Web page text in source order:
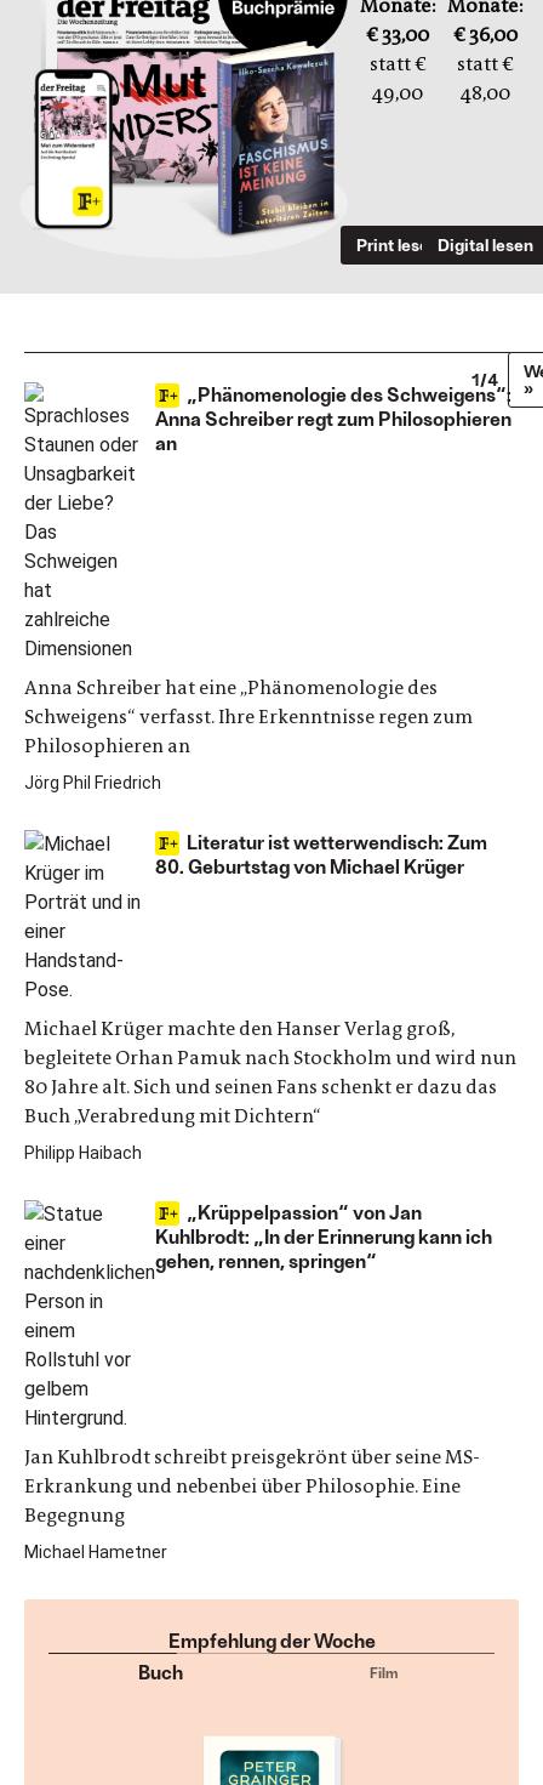
Monate:
€ 33,00
statt €
49,00
Print lesen
Monate:
€ 36,00
statt €
48,00
Digital lesen
„Phänomenologie des Schweigens“:
Anna Schreiber regt zum Philosophieren
an
Anna Schreiber hat eine „Phänomenologie des
Schweigens“ verfasst. Ihre Erkenntnisse regen zum
Philosophieren an
Jörg Phil Friedrich
Literatur ist wetterwendisch: Zum
80. Geburtstag von Michael Krüger
Michael Krüger machte den Hanser Verlag groß,
begleitete Orhan Pamuk nach Stockholm und wird nun
80 Jahre alt. Sich und seinen Fans schenkt er dazu das
Buch „Verabredung mit Dichtern“
Philipp Haibach
„Krüppelpassion“ von Jan
Kuhlbrodt: „In der Erinnerung kann ich
gehen, rennen, springen“
Jan Kuhlbrodt schreibt preisgekrönt über seine MS-
Erkrankung und nebenbei über Philosophie. Eine
Begegnung
Michael Hametner
Empfehlung der Woche
Buch
Film
1/4
»